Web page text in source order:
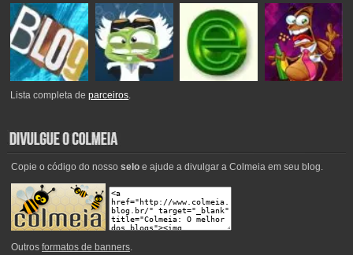
Lista completa deparceiros.
Copie o código do nosso seloe ajude a divulgar a Colmeia em seu blog.
Outros formatos de banners.